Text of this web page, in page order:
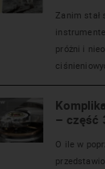
Zanim stał
próżni i
– część
O ile w